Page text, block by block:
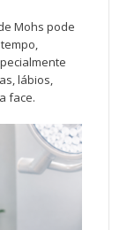
Mohs pode
lábios,
face.